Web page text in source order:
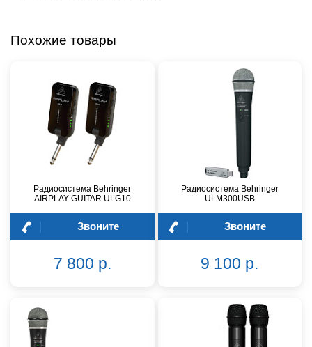
Похожие товары
Радиосистема Behringer
AIRPLAY GUITAR ULG10
Звоните
7 800 р.
Радиосистема Behringer
ULM300USB
Звоните
9 100 р.